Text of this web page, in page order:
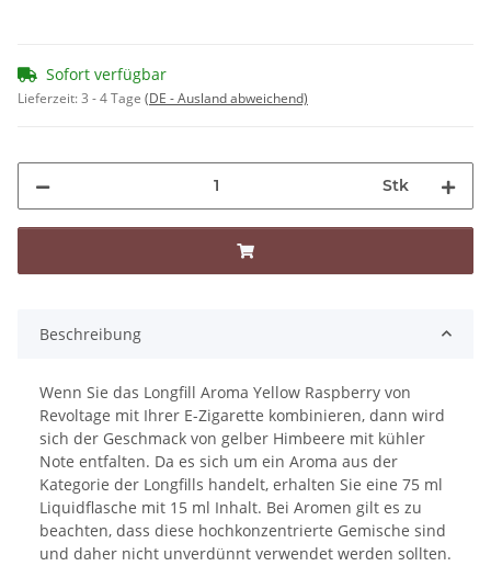
Sofort verfügbar
Lieferzeit:3 - 4 Tage (DE - Ausland abweichend)
Stk
Beschreibung
Wenn Sie das Longfill Aroma Yellow Raspberry von
Revoltage mit Ihrer E-Zigarette kombinieren, dann wird
sich der Geschmack von gelber Himbeere mit kühler
Note entfalten. Da es sich um ein Aroma aus der
Kategorie der Longfills handelt, erhalten Sie eine 75 ml
Liquidflasche mit 15 ml Inhalt. Bei Aromen gilt es zu
beachten, dass diese hochkonzentrierte Gemische sind
und daher nicht unverdünnt verwendet werden sollten.